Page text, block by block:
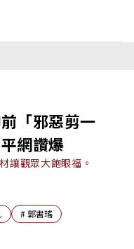
「邪惡剪一
網讚爆
讓觀眾大飽眼福。
#郭書瑤